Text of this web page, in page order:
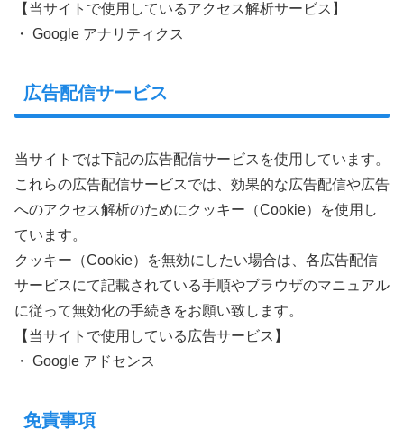
【当サイトで使用しているアクセス解析サービス】
・ Google アナリティクス
広告配信サービス
当サイトでは下記の広告配信サービスを使用しています。
これらの広告配信サービスでは、効果的な広告配信や広告
へのアクセス解析のためにクッキー（Cookie）を使用し
ています。
クッキー（Cookie）を無効にしたい場合は、各広告配信
サービスにて記載されている手順やブラウザのマニュアル
に従って無効化の手続きをお願い致します。
【当サイトで使用している広告サービス】
・ Google アドセンス
免責事項